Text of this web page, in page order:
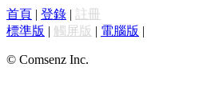
首頁 | 登錄 | 註冊
標準版 | 觸屏版 | 電腦版 |
© Comsenz Inc.